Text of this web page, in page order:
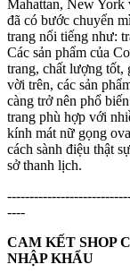
Mahattan, New York
đã có bước chuyển
trang nổi tiếng như:
Các sản phẩm của
trang, chất lượng tốt,
vời trên, các sản
càng trở nên phổ
trang phù hợp với
kính mát nữ gọng
cách sành điệu thật
sở thanh lịch.
----
CAM KẾT SHOP
NHẬP KHẨU